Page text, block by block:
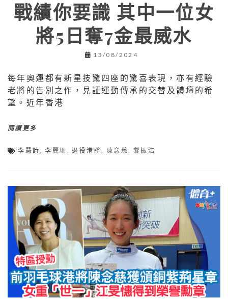
戰績你要識 其中一位女
將5日奪7金最威水
13/08/2024
每年奧運都有新星技驚四座的驚喜表現，亦有經驗
老將的告別之作，見証運動傳承的交替及體壇的希
望。近年香港
閱讀更多
李慧詩 ,李麗珊 ,退役港將 陳念慈 黎振浩